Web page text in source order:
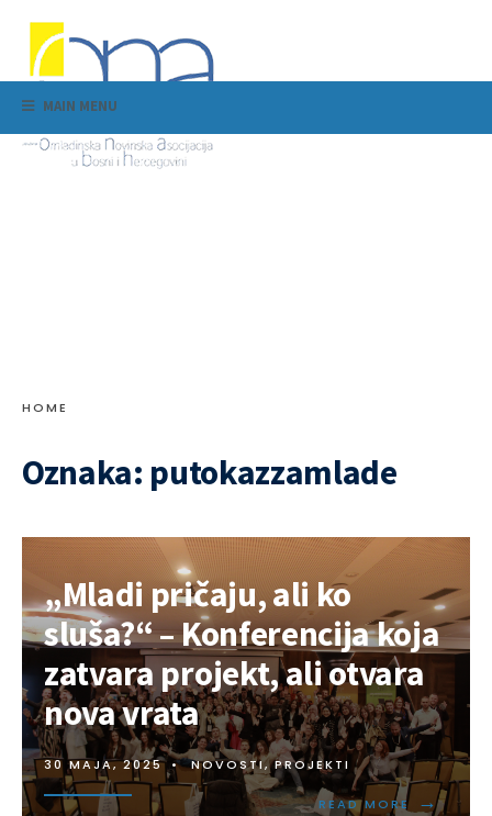
MAIN MENU
HOME
Oznaka: putokazzamlade
„Mladi pričaju, ali ko
sluša?“ – Konferencija koja
zatvara projekt, ali otvara
nova vrata
30 MAJA, 2025 • NOVOSTI,PROJEKTI
READ MORE →